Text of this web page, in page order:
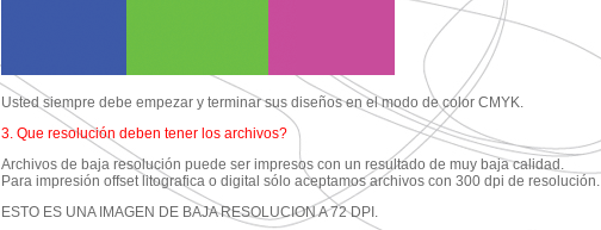
Usted siempre debe empezar y terminar sus diseños en el modo de color CMYK.
3. Que resolución deben tener los archivos?
Archivos de baja resolución puede ser impresos con un resultado de muy baja calidad.
Para impresión offset litografica o digital sólo aceptamos archivos con 300 dpi de resolución.
ESTO ES UNA IMAGEN DE BAJA RESOLUCION A 72 DPI.